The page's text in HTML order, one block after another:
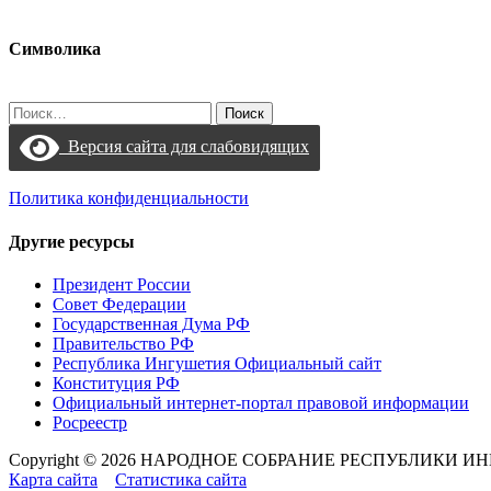
Символика
Найти:
Версия сайта для слабовидящих
Политика конфиденциальности
Другие ресурсы
Президент России
Совет Федерации
Государственная Дума РФ
Правительство РФ
Республика Ингушетия Официальный сайт
Конституция РФ
Официальный интернет-портал правовой информации
Росреестр
Copyright © 2026 НАРОДНОЕ СОБРАНИЕ РЕСПУБЛИКИ
Карта сайта
Статистика сайта